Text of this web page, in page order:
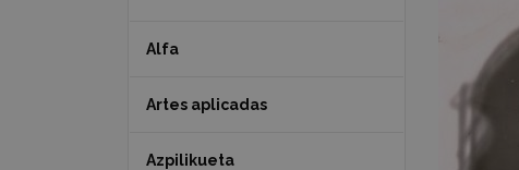
Alfa
Artes aplicadas
Azpilikueta